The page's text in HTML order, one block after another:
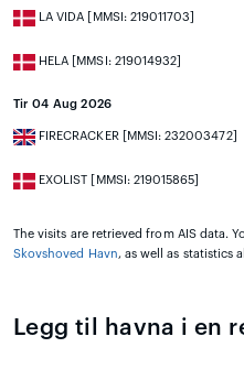
LA VIDA [MMSI: 219011703]
HELA [MMSI: 219014932]
Tir 04 Aug 2026
FIRECRACKER [MMSI: 232003472]
EXOLIST [MMSI: 219015865]
The visits are retrieved from AIS data.
Skovshoved Havn, as well as statistics
Legg til havna i en